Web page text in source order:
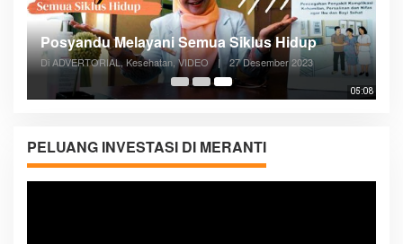
05:08
Posyandu Melayani Semua Siklus Hidup
Di ADVERTORIAL, Kesehatan, VIDEO | 27 Desember 2023
PELUANG INVESTASI DI MERANTI
Pemutar